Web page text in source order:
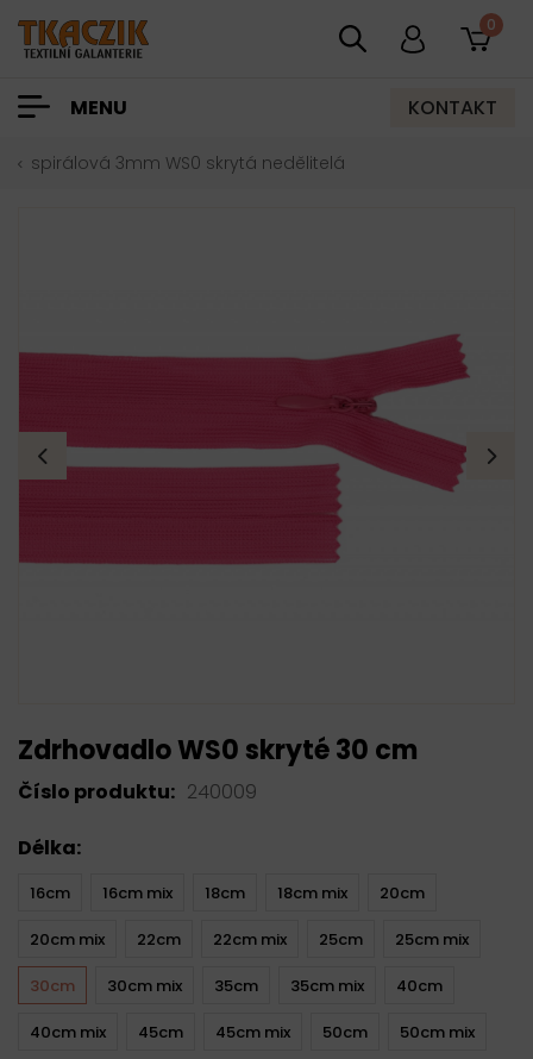
0
MENU KONTAKT
spirálová 3mm WS0 skrytá nedělitelá
Zdrhovadlo WS0 skryté 30 cm
Číslo produktu: 240009
Délka:
16cm 16cm mix 18cm 18cm mix 20cm
20cm mix 22cm 22cm mix 25cm 25cm mix
30cm 30cm mix 35cm 35cm mix 40cm
40cm mix 45cm 45cm mix 50cm 50cm mix